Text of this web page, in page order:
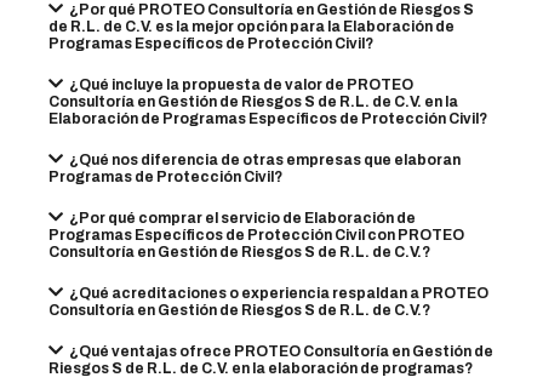
¿Por qué PROTEO Consultoría en Gestión de Riesgos S
de R.L. de C.V. es la mejor opción para la Elaboración de
Programas Específicos de Protección Civil?
¿Qué incluye la propuesta de valor de PROTEO
Consultoría en Gestión de Riesgos S de R.L. de C.V. en la
Elaboración de Programas Específicos de Protección Civil?
¿Qué nos diferencia de otras empresas que elaboran
Programas de Protección Civil?
¿Por qué comprar el servicio de Elaboración de
Programas Específicos de Protección Civil con PROTEO
Consultoría en Gestión de Riesgos S de R.L. de C.V.?
¿Qué acreditaciones o experiencia respaldan a PROTEO
Consultoría en Gestión de Riesgos S de R.L. de C.V.?
¿Qué ventajas ofrece PROTEO Consultoría en Gestión de
Riesgos S de R.L. de C.V. en la elaboración de programas?